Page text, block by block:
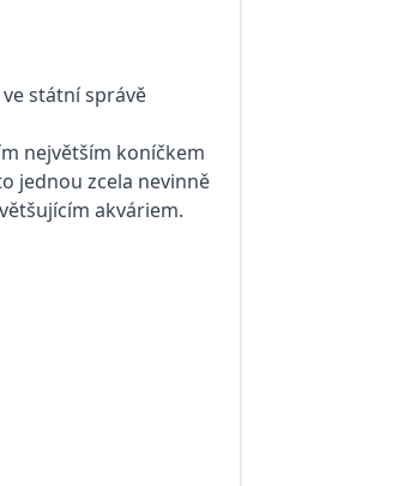
státní správě
největším koníčkem
jednou zcela nevinně
akváriem.